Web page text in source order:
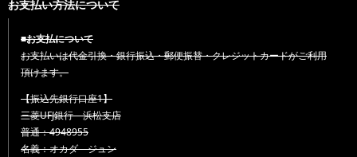
お支払い方法について
■お支払について
お支払いは代金引換・銀行振込・郵便振替・クレジットカードがご利用
頂けます。
【振込先銀行口座1】
三菱UFJ銀行 浜松支店
普通：4948955
名義：オカダ ジュン